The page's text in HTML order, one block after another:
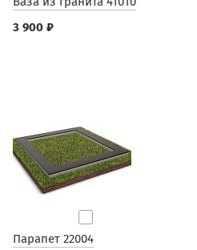
3 900 ₽
Парапет 22004